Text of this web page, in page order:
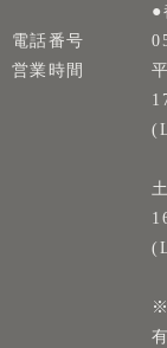
●
電話番号
営業時間